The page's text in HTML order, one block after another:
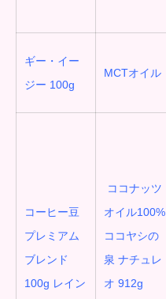
ギー・イー
ジー 100g
MCTオイル
コーヒー豆
プレミアム
ブレンド
100g レイン
ココナッツ
オイル100%
ココヤシの
泉 ナチュレ
オ 912g